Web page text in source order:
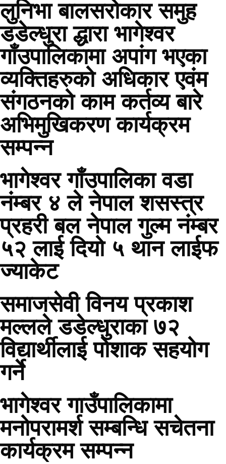
लुनिभा बालसरोकार समुह
डडेल्धुरा द्धारा भागेश्वर
गाँउपालिकामा अपांग भएका
व्यक्तिहरुको अधिकार एवंम
संगठनको काम कर्तव्य बारे
अभिमुखिकरण कार्यक्रम
सम्पन्न
भागेश्वर गाँउपालिका वडा
नंम्बर ४ ले नेपाल शसस्त्र
प्रहरी बल नेपाल गुल्म नंम्बर
५२ लाई दियो ५ थान लाईफ
ज्याकेट
समाजसेवी विनय प्रकाश
मल्लले डडेल्धुराका ७२
विद्यार्थीलाई पोशाक सहयोग
गर्ने
भागेश्वर गाउँपालिकामा
मनोपरामर्श सम्बन्धि सचेतना
कार्यक्रम सम्पन्न